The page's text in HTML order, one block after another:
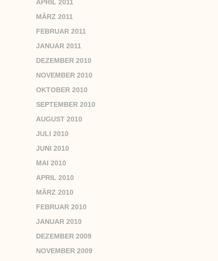
APRIL 2011
MÄRZ 2011
FEBRUAR 2011
JANUAR 2011
DEZEMBER 2010
NOVEMBER 2010
OKTOBER 2010
SEPTEMBER 2010
AUGUST 2010
JULI 2010
JUNI 2010
MAI 2010
APRIL 2010
MÄRZ 2010
FEBRUAR 2010
JANUAR 2010
DEZEMBER 2009
NOVEMBER 2009